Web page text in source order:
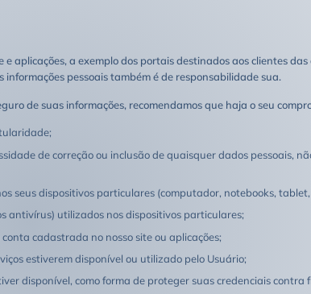
aplicações, a exemplo dos portais destinados aos clientes
pessoais também é de responsabilidade sua.
de suas informações, recomendamos que haja o seu
de correção ou inclusão de quaisquer dados pessoais,
seus dispositivos particulares (computador, notebooks,
antivírus) utilizados nos dispositivos particulares;
cadastrada no nosso site ou aplicações;
estiverem disponível ou utilizado pelo Usuário;
disponível, como forma de proteger suas credenciais contra